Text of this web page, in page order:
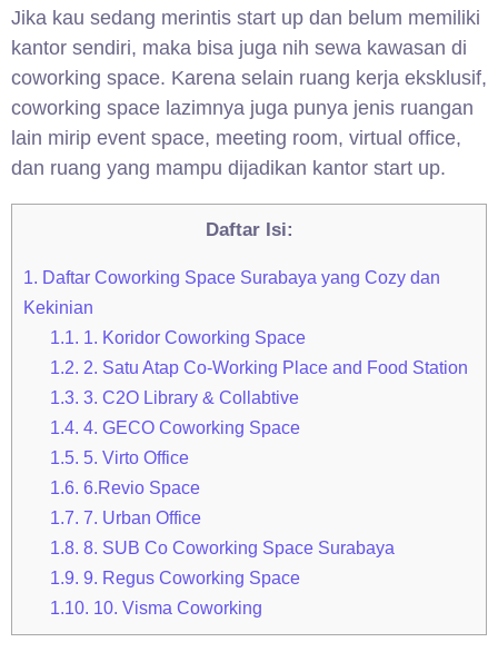
Jika kau sedang merintis start up dan belum memiliki
kantor sendiri, maka bisa juga nih sewa kawasan di
coworking space. Karena selain ruang kerja eksklusif,
coworking space lazimnya juga punya jenis ruangan
lain mirip event space, meeting room, virtual office,
dan ruang yang mampu dijadikan kantor start up.
Daftar Isi:
1. Daftar Coworking Space Surabaya yang Cozy dan
Kekinian
1.1. 1. Koridor Coworking Space
1.2. 2. Satu Atap Co-Working Place and Food Station
1.3. 3. C2O Library & Collabtive
1.4. 4. GECO Coworking Space
1.5. 5. Virto Office
1.6. 6.Revio Space
1.7. 7. Urban Office
1.8. 8. SUB Co Coworking Space Surabaya
1.9. 9. Regus Coworking Space
1.10. 10. Visma Coworking